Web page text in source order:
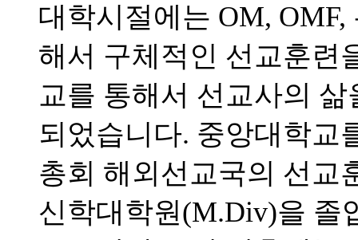
대학시절에는 OM,
해서 구체적인 선교훈련
교를 통해서 선교사의
되었습니다. 중앙대학교
총회 해외선교국의 선교
신학대학원(M.Div)을 졸